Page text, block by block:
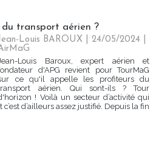
transport aérien ?
Louis BAROUX | 24/05/2024
Louis Baroux, expert aérien et
d'APG revient pour TourMaG
ce qu'il appelle les profiteurs du
aérien. Qui sont-ils ? Tour
! Voilà un secteur d’activité qui
d’ailleurs assez justifié. Depuis la fin